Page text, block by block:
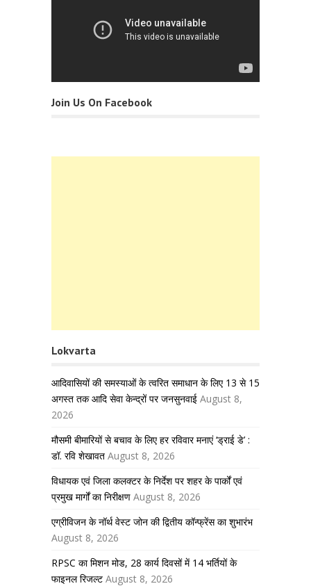
Join Us On Facebook
Lokvarta
आदिवासियों की समस्याओं के त्वरित समाधान के लिए 13 से 15
अगस्त तक आदि सेवा केन्द्रों पर जनसुनवाई August 8,
2026
मौसमी बीमारियों से बचाव के लिए हर रविवार मनाएं ‘ड्राई डे’ :
डॉ. रवि शेखावत August 8, 2026
विधायक एवं जिला कलक्टर के निर्देश पर शहर के पार्कों एवं
प्रमुख मार्गों का निरीक्षण August 8, 2026
एग्रीविजन के नॉर्थ वेस्ट जोन की द्वितीय कॉन्फ्रेंस का शुभारंभ
August 8, 2026
RPSC का मिशन मोड, 28 कार्य दिवसों में 14 भर्तियों के
फाइनल रिजल्ट August 8, 2026